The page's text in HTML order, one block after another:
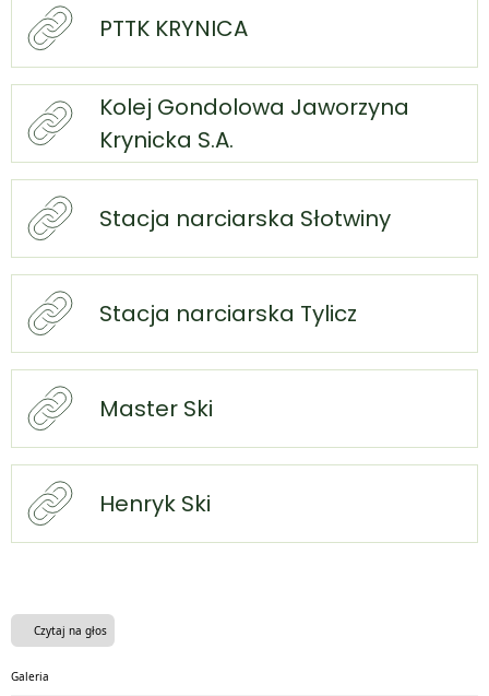
PTTK KRYNICA
Kolej Gondolowa Jaworzyna
Krynicka S.A.
Stacja narciarska Słotwiny
Stacja narciarska Tylicz
Master Ski
Henryk Ski
Czytaj na głos
Galeria